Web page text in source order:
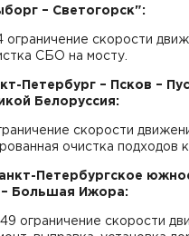
– Светогорск":
ограничение скорости
СБО на мосту.
Петербург – Псков –
Белоруссия:
скорости
очистка подходов к
Петербургское
– Большая Ижора:
ограничение скорости